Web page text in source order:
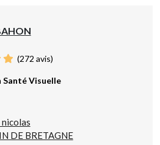
(272 avis)
Santé Visuelle
DE BRETAGNE